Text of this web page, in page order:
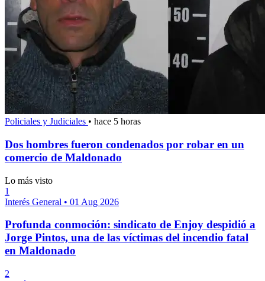
Policiales y Judiciales • hace 5 horas
Dos hombres fueron condenados por robar en un
comercio de Maldonado
Lo más visto
1
Interés General • 01 Aug 2026
Profunda conmoción: sindicato de Enjoy despidió a
Jorge Pintos, una de las víctimas del incendio fatal
en Maldonado
2